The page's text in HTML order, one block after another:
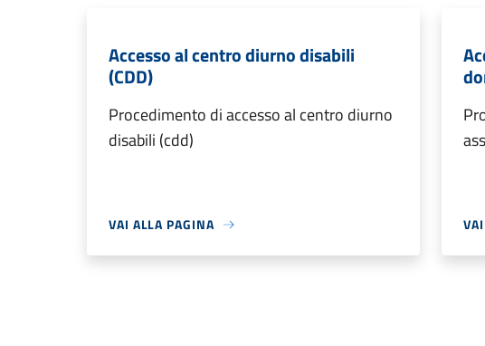
Accesso al centro diurno disabili
(CDD)
Procedimento di accesso al centro diurno
disabili (cdd)
VAI ALLA PAGINA